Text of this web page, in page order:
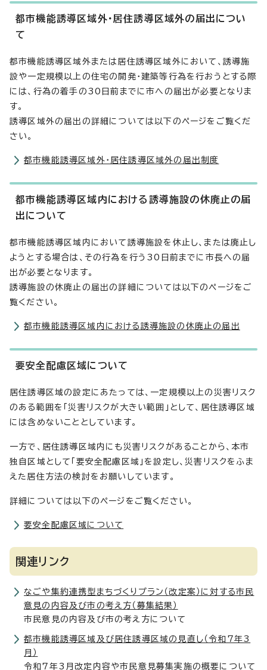
都市機能誘導区域外・居住誘導区域外の届出につい
て
都市機能誘導区域外または居住誘導区域外において、誘導施
設や一定規模以上の住宅の開発・建築等行為を行おうとする際
には、行為の着手の30日前までに市への届出が必要となりま
す。
誘導区域外の届出の詳細については以下のページをご覧くだ
さい。
都市機能誘導区域外・居住誘導区域外の届出制度
都市機能誘導区域内における誘導施設の休廃止の届
出について
都市機能誘導区域内において誘導施設を休止し、または廃止し
ようとする場合は、その行為を行う30日前までに市長への届
出が必要となります。
誘導施設の休廃止の届出の詳細については以下のページをご
覧ください。
都市機能誘導区域内における誘導施設の休廃止の届出
要安全配慮区域について
居住誘導区域の設定にあたっては、一定規模以上の災害リスク
のある範囲を「災害リスクが大きい範囲」として、居住誘導区域
には含めないこととしています。
一方で、居住誘導区域内にも災害リスクがあることから、本市
独自区域として「要安全配慮区域」を設定し、災害リスクをふま
えた居住方法の検討をお願いしています。
詳細については以下のページをご覧ください。
要安全配慮区域について
関連リンク
なごや集約連携型まちづくりプラン（改定案）に対する市民
意見の内容及び市の考え方（募集結果）
市民意見の内容及び市の考え方について
都市機能誘導区域及び居住誘導区域の見直し（令和7年3
月）
令和7年3月改定内容や市民意見募集実施の概要について